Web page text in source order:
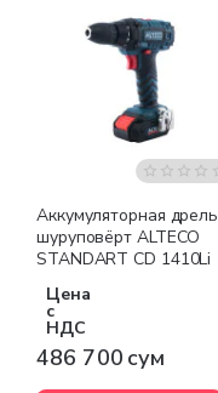
Аккумуляторная дрель
шуруповёрт ALTECO
STANDART CD 1410Li
Цена
с
НДС
486 700 сум